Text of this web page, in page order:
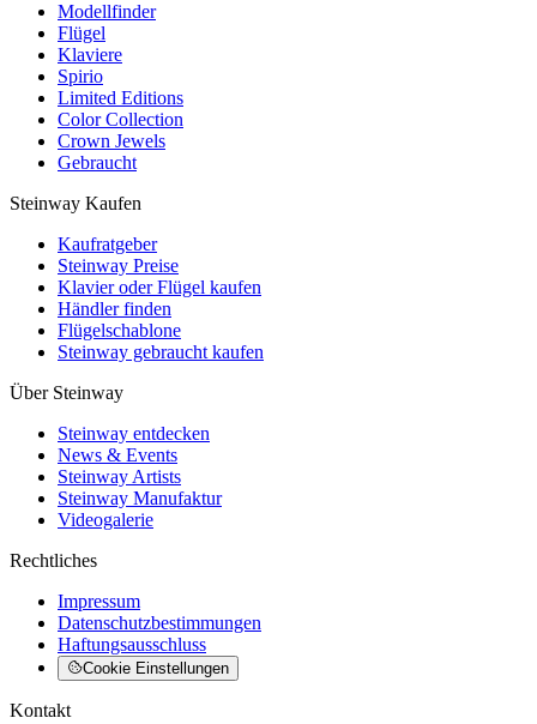
Modellfinder
Flügel
Klaviere
Spirio
Limited Editions
Color Collection
Crown Jewels
Gebraucht
Steinway Kaufen
Kaufratgeber
Steinway Preise
Klavier oder Flügel kaufen
Händler finden
Flügelschablone
Steinway gebraucht kaufen
Über Steinway
Steinway entdecken
News & Events
Steinway Artists
Steinway Manufaktur
Videogalerie
Rechtliches
Impressum
Datenschutzbestimmungen
Haftungsausschluss
Cookie Einstellungen
Kontakt